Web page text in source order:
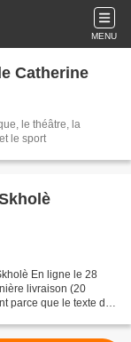
MENU
Catherine
le théâtre, la
le sport
En ligne le 28
livraison (20
parce que le texte de